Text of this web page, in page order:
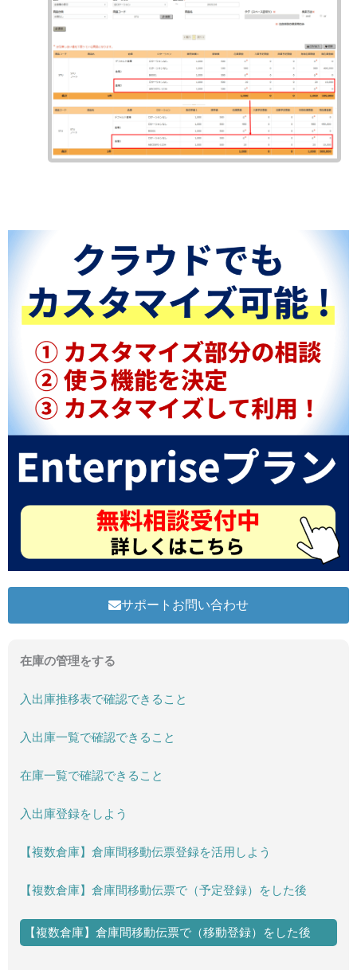
サポートお問い合わせ
在庫の管理をする
入出庫推移表で確認できること
入出庫一覧で確認できること
在庫一覧で確認できること
入出庫登録をしよう
【複数倉庫】倉庫間移動伝票登録を活用しよう
【複数倉庫】倉庫間移動伝票で（予定登録）をした後
【複数倉庫】倉庫間移動伝票で（移動登録）をした後